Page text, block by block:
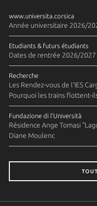
www.universita.corsica
Année universitaire 2026/
Etudiants & futurs étudiants
Dates de rentrée 2026/2027
Recherche
Les Rendez-vous de l'IES
Pourquoi les trains flottent-
Fundazione di l'Università
Résidence Ange Tomasi
Diane Moulenc